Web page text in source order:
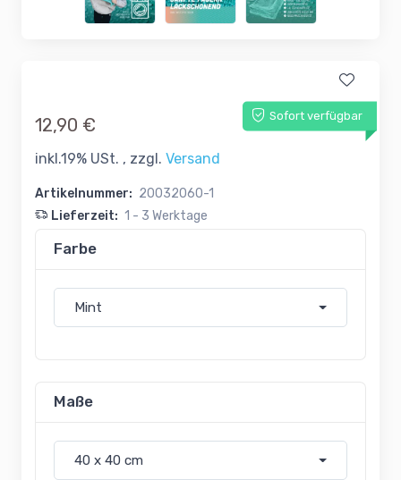
Sofort verfügbar
12,90 €
inkl.19% USt. , zzgl. Versand
Artikelnummer: 20032060-1
Lieferzeit: 1 - 3 Werktage
Farbe
Mint
Maße
40 x 40 cm